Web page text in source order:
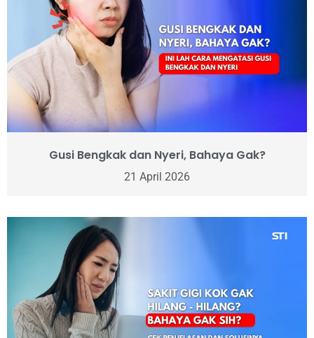
Gusi Bengkak dan Nyeri, Bahaya Gak?
21 April 2026